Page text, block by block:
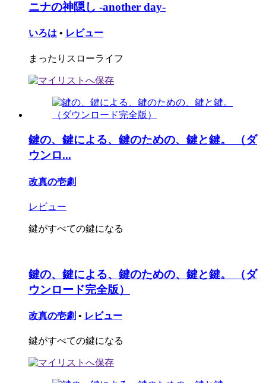
ニナの神隠し -another day-
いろは • レビュー
まったりスローライフ
鍵の、鍵による、鍵のための、鍵と鍵。 （ダ
ウンロ...
改真の壱劇
レビュー
鍵がすべての鍵になる
鍵の、鍵による、鍵のための、鍵と鍵。 （ダ
ウンロード完全版）
改真の壱劇 • レビュー
鍵がすべての鍵になる